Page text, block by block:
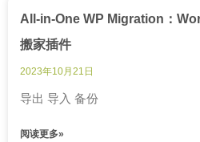
All-in-One WP Migration：
搬家插件
2023年10月21日
导出 导入 备份
阅读更多»